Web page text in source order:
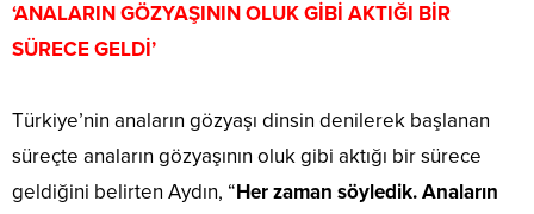
‘ANALARIN GÖZYAŞININ OLUK GİBİ AKTIĞI BİR
SÜRECE GELDİ’
Türkiye’nin anaların gözyaşı dinsin denilerek başlanan
süreçte anaların gözyaşının oluk gibi aktığı bir sürece
geldiğini belirten Aydın, “Her zaman söyledik. Anaların